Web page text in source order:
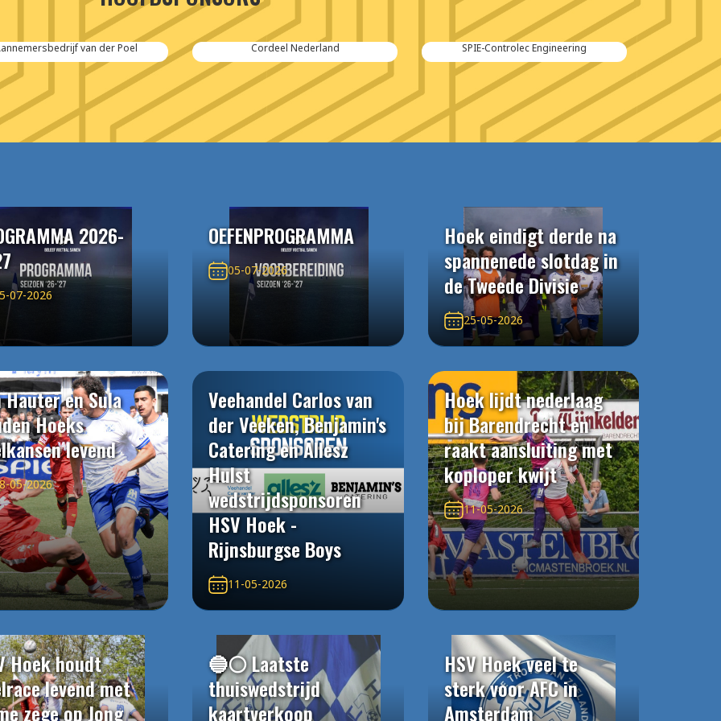
van der Poel Cordeel Nederland SPIE-Controlec Engineering
2026-
07-2026
OEFENPROGRAMMA
05-07-2026
Hoek eindigt derde na
spannenede slotdag in
de Tweede Divisie
25-05-2026
Hauter en Sula
Hoeks
levend
05-2026
Veehandel Carlos van
der Veeken, Benjamin's
Catering en Allesz
Hulst
wedstrijdsponsoren
HSV Hoek -
Rijnsburgse Boys
11-05-2026
Hoek lijdt nederlaag
bij Barendrecht en
raakt aansluiting met
koploper kwijt
11-05-2026
Hoek houdt
levend met
zege op Jong
🔵⚪️ Laatste
thuiswedstrijd
kaartverkoop
HSV Hoek veel te
sterk voor AFC in
Amsterdam